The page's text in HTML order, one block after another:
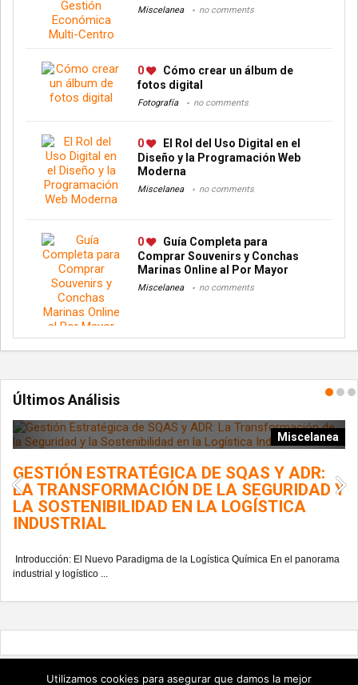
Miscelanea no comments
0
Cómo crear un álbum de
fotos digital
Fotografía no comments
0
El Rol del Uso Digital en el
Diseño y la Programación Web
Moderna
Miscelanea no comments
0
Guía Completa para
Comprar Souvenirs y Conchas
Marinas Online al Por Mayor
Miscelanea no comments
Últimos Análisis
Miscelanea
GESTIÓN ESTRATÉGICA DE SQAS Y ADR:
LA TRANSFORMACIÓN DE LA SEGURIDAD Y
LA SOSTENIBILIDAD EN LA LOGÍSTICA
INDUSTRIAL
Introducción: El Nuevo Paradigma de la Logística Química En el panorama
industrial y logístico ...
Utilizamos cookies para asegurar que damos la mejor